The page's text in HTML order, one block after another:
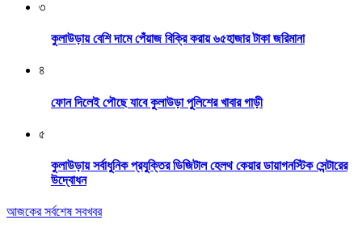
৩
কুলাউড়ায় বেশি দামে পেঁয়াজ বিক্রি করায় ৬৫হাজার টাকা জরিমানা
৪
ফোন দিলেই পৌছে যাবে কুলাউড়া পুলিশের খাবার গাড়ী
৫
কুলাউড়ায় সর্বাধুনিক প্রযুক্তির ডিজিটাল হেলথ কেয়ার ডায়াগনস্টিক সেন্টারের
উদ্বোধন
আজকের সর্বশেষ সবখবর